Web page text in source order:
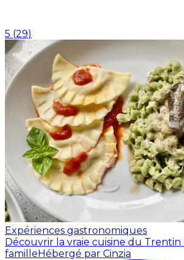
5 (29)
Expériences gastronomiques
Découvrir la vraie cuisine du Trentin
familleHébergé par Cinzia